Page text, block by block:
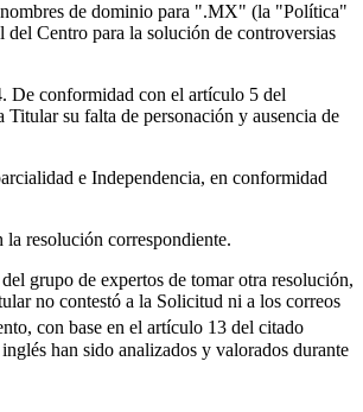
de dominio para ".MX" (la "Política"
Centro para la solución de controversias
De conformidad con el artículo 5 del
su falta de personación y ausencia de
e Independencia, en conformidad
resolución correspondiente.
grupo de expertos de tomar otra resolución,
no contestó a la Solicitud ni a los correos
con base en el artículo 13 del citado
han sido analizados y valorados durante